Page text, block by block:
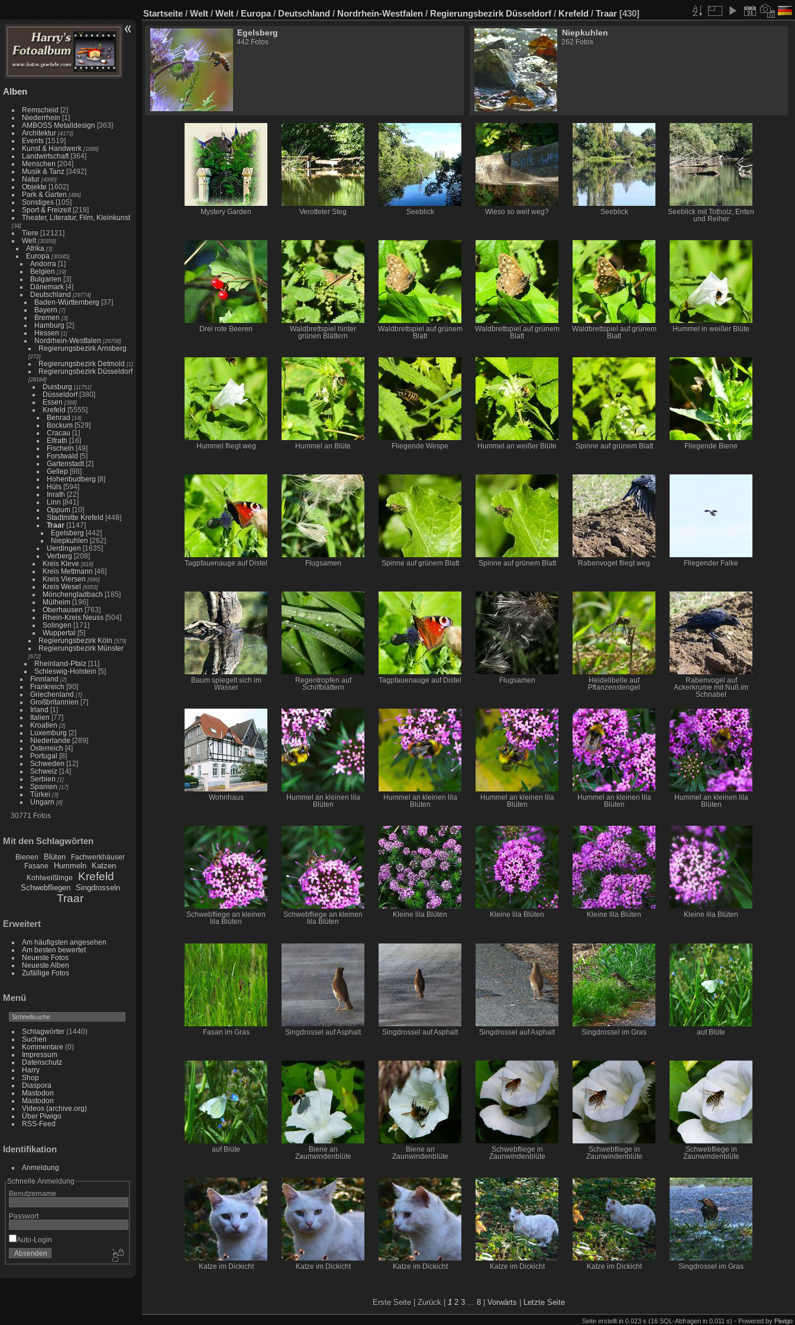
Alben
Remscheid [2]
Niederrhein [1]
AMBOSS Metalldesign [363]
Architektur [4173]
Events [1519]
Kunst & Handwerk [1686]
Landwirtschaft [364]
Menschen [204]
Musik & Tanz [3492]
Natur [4990]
Objekte [1602]
Park & Garten [486]
Sonstiges [105]
Sport & Freizeit [218]
Theater, Literatur, Film, Kleinkunst
[34]
Tiere [12121]
Welt [30359]
Afrika [3]
Europa [30345]
Andorra [1]
Belgien [19]
Bulgarien [3]
Dänemark [4]
Deutschland [29774]
Baden-Württemberg [37]
Bayern [7]
Bremen [3]
Hamburg [2]
Hessen [1]
Nordrhein-Westfalen [29708]
Regierungsbezirk Arnsberg
[272]
Regierungsbezirk Detmold [1]
Regierungsbezirk Düsseldorf
[28184]
Duisburg [11751]
Düsseldorf [380]
Essen [368]
Krefeld [5555]
Benrad [14]
Bockum [529]
Cracau [1]
Elfrath [16]
Fischeln [49]
Forstwald [5]
Gartenstadt [2]
Gellep [98]
Hohenbudberg [8]
Hüls [594]
Inrath [22]
Linn [841]
Oppum [10]
Stadtmitte Krefeld [448]
Traar [1147]
Egelsberg [442]
Niepkuhlen [262]
Uerdingen [1635]
Verberg [208]
Kreis Kleve [618]
Kreis Mettmann [46]
Kreis Viersen [686]
Kreis Wesel [6953]
Mönchengladbach [185]
Mülheim [196]
Oberhausen [763]
Rhein-Kreis Neuss [504]
Solingen [171]
Wuppertal [5]
Regierungsbezirk Köln [579]
Regierungsbezirk Münster
[672]
Rheinland-Pfalz [11]
Schleswig-Holstein [5]
Finnland [2]
Frankreich [90]
Griechenland [7]
Großbritannien [7]
Irland [1]
Italien [77]
Kroatien [2]
Luxemburg [2]
Niederlande [289]
Österreich [4]
Portugal [8]
Schweden [12]
Schweiz [14]
Serbien [1]
Spanien [17]
Türkei [3]
Ungarn [8]
30771 Fotos
Mit den Schlagwörten
Bienen Blüten
Fachwerkhäuser
Fasane
Hummeln Katzen
Kohlweißlinge Krefeld
Schwebfliegen Singdrosseln
Traar
Erweitert
Am häufigsten angesehen
Am besten bewertet
Neueste Fotos
Neueste Alben
Zufällige Fotos
Menü
Schlagwörter(1440)
Suchen
Kommentare (0)
Impressum
Datenschutz
Harry
Shop
Diaspora
Mastodon
Mastodon
Videos (archive.org)
Über Piwigo
RSS-Feed
Identifikation
Anmeldung
Schnelle Anmeldung
Benutzername
Passwort
Auto-Login
Startseite / Welt / Welt / Europa/ Deutschland / Nordrhein-Westfalen / Regierungsbezirk Düsseldorf / Krefeld / Traar [430]
Egelsberg
442 Fotos
Niepkuhlen
262 Fotos
Mystery Garden Verotteter Steg Seeblick Wieso so weit weg? Seeblick
Seeblick mit Totholz, Enten
und Reiher
Drei rote Beeren
Waldbrettspiel hinter
grünen Blättern
Waldbrettspiel auf grünem
Blatt
Waldbrettspiel auf grünem
Blatt
Waldbrettspiel auf grünem
Blatt
Hummel in weißer Blüte
Hummel fliegt weg Hummel an Blüte Fliegende Wespe Hummel an weißer Blüte Spinne auf grünem Blatt Fliegende Biene
Tagpfauenauge auf Distel Flugsamen Spinne auf grünem Blatt Spinne auf grünem Blatt Rabenvogel fliegt weg Fliegender Falke
Baum spiegelt sich im
Wasser
Regentropfen auf
Schilfblättern
Tagpfauenauge auf Distel Flugsamen
Heidelibelle auf
Pflanzenstengel
Rabenvogel auf
Ackerkrume mit Nuß im
Schnabel
Wohnhaus
Hummel an kleinen lila
Blüten
Hummel an kleinen lila
Blüten
Hummel an kleinen lila
Blüten
Hummel an kleinen lila
Blüten
Hummel an kleinen lila
Blüten
Schwebfliege an kleinen
lila Blüten
Schwebfliege an kleinen
lila Blüten
Kleine lila Blüten Kleine lila Blüten Kleine lila Blüten Kleine lila Blüten
Fasan im Gras Singdrossel auf Asphalt Singdrossel auf Asphalt Singdrossel auf Asphalt Singdrossel im Gras auf Blüte
auf Blüte
Biene an
Zaunwindenblüte
Biene an
Zaunwindenblüte
Schwebfliege in
Zaunwindenblüte
Schwebfliege in
Zaunwindenblüte
Schwebfliege in
Zaunwindenblüte
Katze im Dickicht Katze im Dickicht Katze im Dickicht Katze im Dickicht Katze im Dickicht Singdrossel im Gras
Erste Seite | Zurück | 1 2 3... 8 Vorwärts Letzte Seite
Seite erstellt in 0.023 s (16 SQL-Abfragen in 0.011 s) - Powered by Piwigo